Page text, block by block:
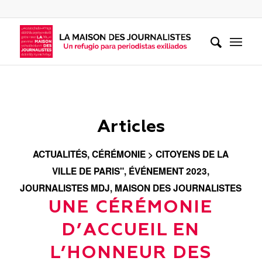
Articles
ACTUALITÉS,CÉRÉMONIE > CITOYENS DE LA
VILLE DE PARIS", ÉVÉNEMENT 2023,
JOURNALISTES MDJ, MAISON DES JOURNALISTES
UNE CÉRÉMONIE
D’ACCUEIL EN
L’HONNEUR DES